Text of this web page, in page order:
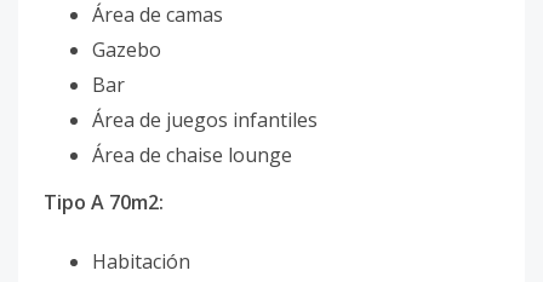
Área de camas
Gazebo
Bar
Área de juegos infantiles
Área de chaise lounge
Tipo A 70m2:
Habitación